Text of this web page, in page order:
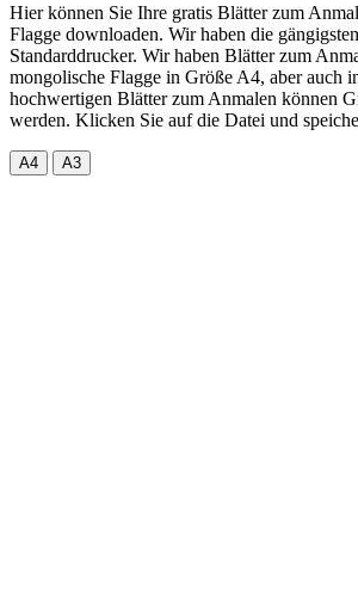
Hier können Sie Ihre gratis Blätter zum
Flagge downloaden. Wir haben die
Standarddrucker. Wir haben Blätter zum
mongolische Flagge in Größe A4, aber auch
hochwertigen Blätter zum Anmalen können
werden. Klicken Sie auf die Datei und
A4 A3